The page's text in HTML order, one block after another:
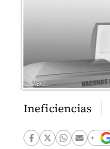
Ineficiencias